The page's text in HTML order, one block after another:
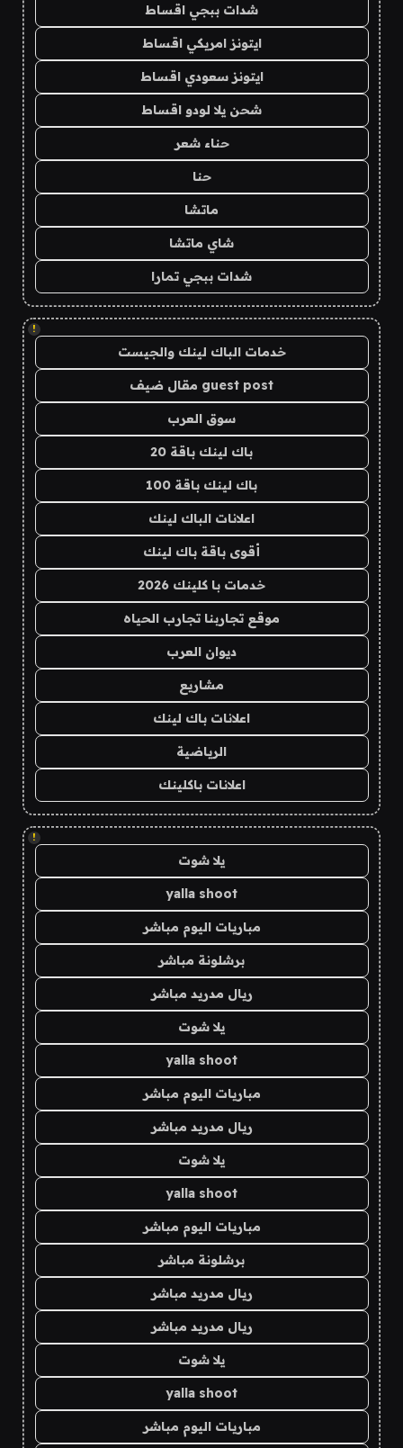
شدات ببجي اقساط
ايتونز امريكي اقساط
ايتونز سعودي اقساط
شحن يلا لودو اقساط
حناء شعر
حنا
ماتشا
شاي ماتشا
شدات ببجي تمارا
!
خدمات الباك لينك والجيست
guest post مقال ضيف
سوق العرب
باك لينك باقة 20
باك لينك باقة 100
اعلانات الباك لينك
أقوى باقة باك لينك
خدمات با كلينك 2026
موقع تجاربنا تجارب الحياه
ديوان العرب
مشاريع
اعلانات باك لينك
الرياضية
اعلانات باكلينك
!
يلا شوت
yalla shoot
مباريات اليوم مباشر
برشلونة مباشر
ريال مدريد مباشر
يلا شوت
yalla shoot
مباريات اليوم مباشر
ريال مدريد مباشر
يلا شوت
yalla shoot
مباريات اليوم مباشر
برشلونة مباشر
ريال مدريد مباشر
ريال مدريد مباشر
يلا شوت
yalla shoot
مباريات اليوم مباشر